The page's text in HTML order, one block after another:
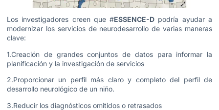
Los investigadores creen que #ESSENCE-D podría ayudar a
modernizar los servicios de neurodesarrollo de varias maneras
clave:
1.Creación de grandes conjuntos de datos para informar la
planificación y la investigación de servicios
2.Proporcionar un perfil más claro y completo del perfil de
desarrollo neurológico de un niño.
3.Reducir los diagnósticos omitidos o retrasados